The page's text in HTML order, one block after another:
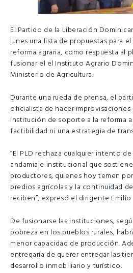
El Partido de la Liberación
lunes una lista de propuestas para
reforma agraria, como respuesta al
fusionar el el Instituto Agrario
Ministerio de Agricultura.
Durante una rueda de prensa, el
oficialista de hacer improvisaciones
institución de soporte a la reforma
factibilidad ni una estrategia de
“El PLD rechaza cualquier intento
andamiaje institucional que
productores, quienes hoy temen
predios agrícolas y la continuidad
reciben”, expresó el dirigente
De fusionarse las instituciones,
pobreza en los pueblos rurales,
menor capacidad de producción.
entregaría de querer entregar las
desarrollo inmobiliario y turístico.